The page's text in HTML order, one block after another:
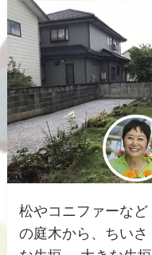
松やコニファーなど
の庭木から、ちいさ